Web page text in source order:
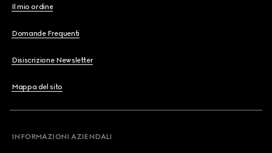
Il mio ordine
Domande Frequenti
Disiscrizione Newsletter
Mappa del sito
INFORMAZIONI AZIENDALI